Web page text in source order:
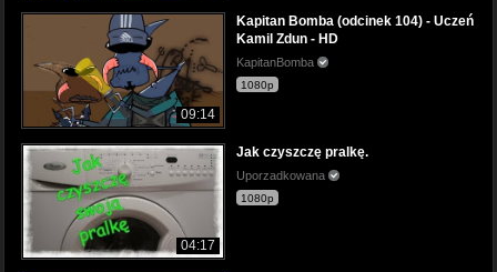
09:14
Kapitan Bomba (odcinek 104) - Uczeń
Kamil Zdun - HD
KapitanBomba
1080p
04:17
Jak czyszczę pralkę.
Uporzadkowana
1080p